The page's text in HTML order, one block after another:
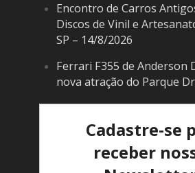
Encontro de Carros
Discos de Vinil e
SP – 14/8/2026
Ferrari F355 de Anderson
nova atração do Parque